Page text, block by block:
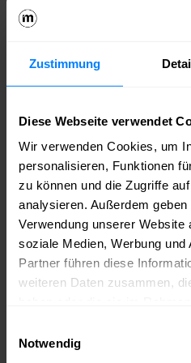
Zustimmung
Diese Webseite verwendet
Wir verwenden Cookies, um
personalisieren, Funktionen
zu können und die Zugriffe
analysieren. Außerdem
Verwendung unserer Website
soziale Medien, Werbung
Partner führen diese
weiteren Daten zusammen,
Notwendig
Das Female Producers‘ Breakfast
01.09.26 – 09.09.26
HIGH NOONs mit
SPD, Bündnis 90/Die
Wer regiert Berlin ab Herbst – und
Branchen? Mit dieser Frage
Weiterlesen
Digital Economy & Startups
Creators & Founders Club